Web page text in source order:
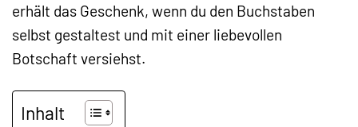
erhält das Geschenk, wenn du den Buchstaben
selbst gestaltest und mit einer liebevollen
Botschaft versiehst.
Inhalt